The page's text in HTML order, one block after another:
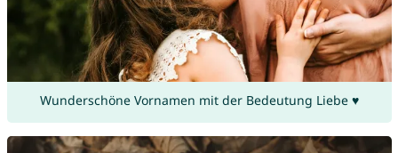
Wunderschöne Vornamen mit der Bedeutung Liebe ♥